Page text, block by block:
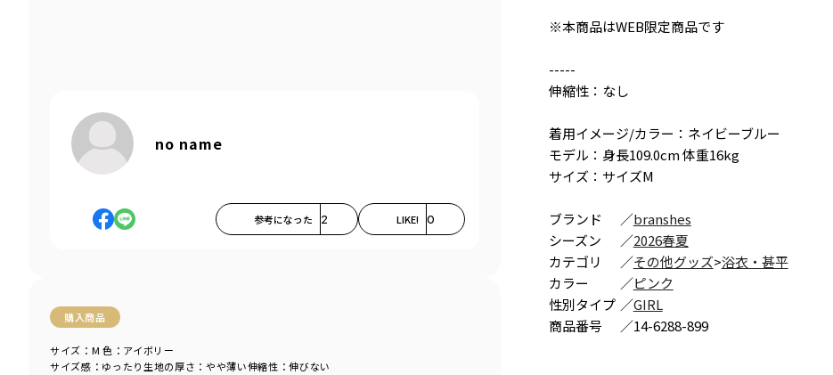
no name
参考になった 2 LIKE! 0
購入商品
サイズ感 ：ゆったり 生地の厚さ ：やや薄い伸縮性 ：伸びない
サイズ：M 色：アイボリー
※本商品はWEB限定商品です
-----
伸縮性：なし
着用イメージ/カラー：ネイビーブルー
モデル：身長109.0cm 体重16kg
サイズ：サイズM
ブランド ／branshes
シーズン
／2026春夏
カテゴリ
／その他グッズ>浴衣・甚平
カラー
／ピンク
性別タイプ ／GIRL
商品番号
／14-6288-899